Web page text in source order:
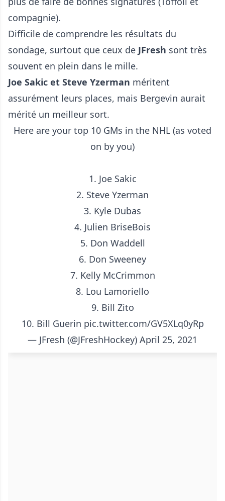
compagnie).
Difficile de comprendre les résultats du
sondage, surtout que ceux de JFresh sont très
souvent en plein dans le mille.
Joe Sakic et Steve Yzerman méritent
assurément leurs places, mais Bergevin aurait
mérité un meilleur sort.
Here are your top 10 GMs in the NHL (as voted
on by you)
1. Joe Sakic
2. Steve Yzerman
3. Kyle Dubas
4. Julien BriseBois
5. Don Waddell
6. Don Sweeney
7. Kelly McCrimmon
8. Lou Lamoriello
9. Bill Zito
10. Bill Guerin pic.twitter.com/GV5XLq0yRp
— JFresh (@JFreshHockey) April 25, 2021